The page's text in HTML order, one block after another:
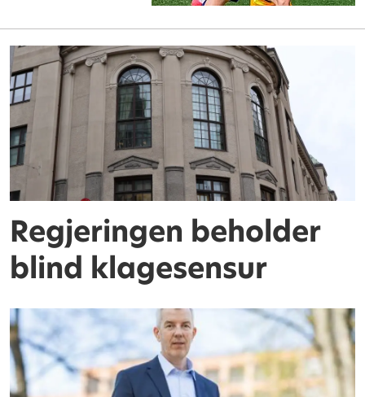
Regjeringen beholder
blind klagesensur